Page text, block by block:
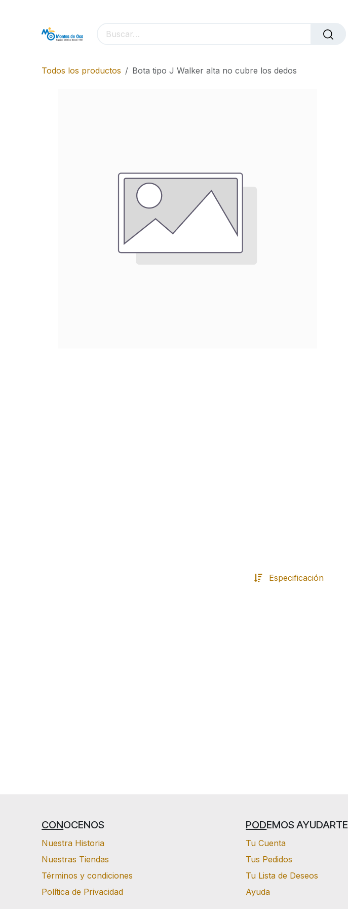
Todos los productos Bota tipo J Walker alta no cubre los dedos
Especificación
CONOCENOS
Nuestra Historia
Nuestras Tiendas
Términos y condiciones
Política de Privacidad
PODEMOS AYUDARTE
Tu Cuenta
Tus Pedidos
Tu Lista de Deseos
Ayuda